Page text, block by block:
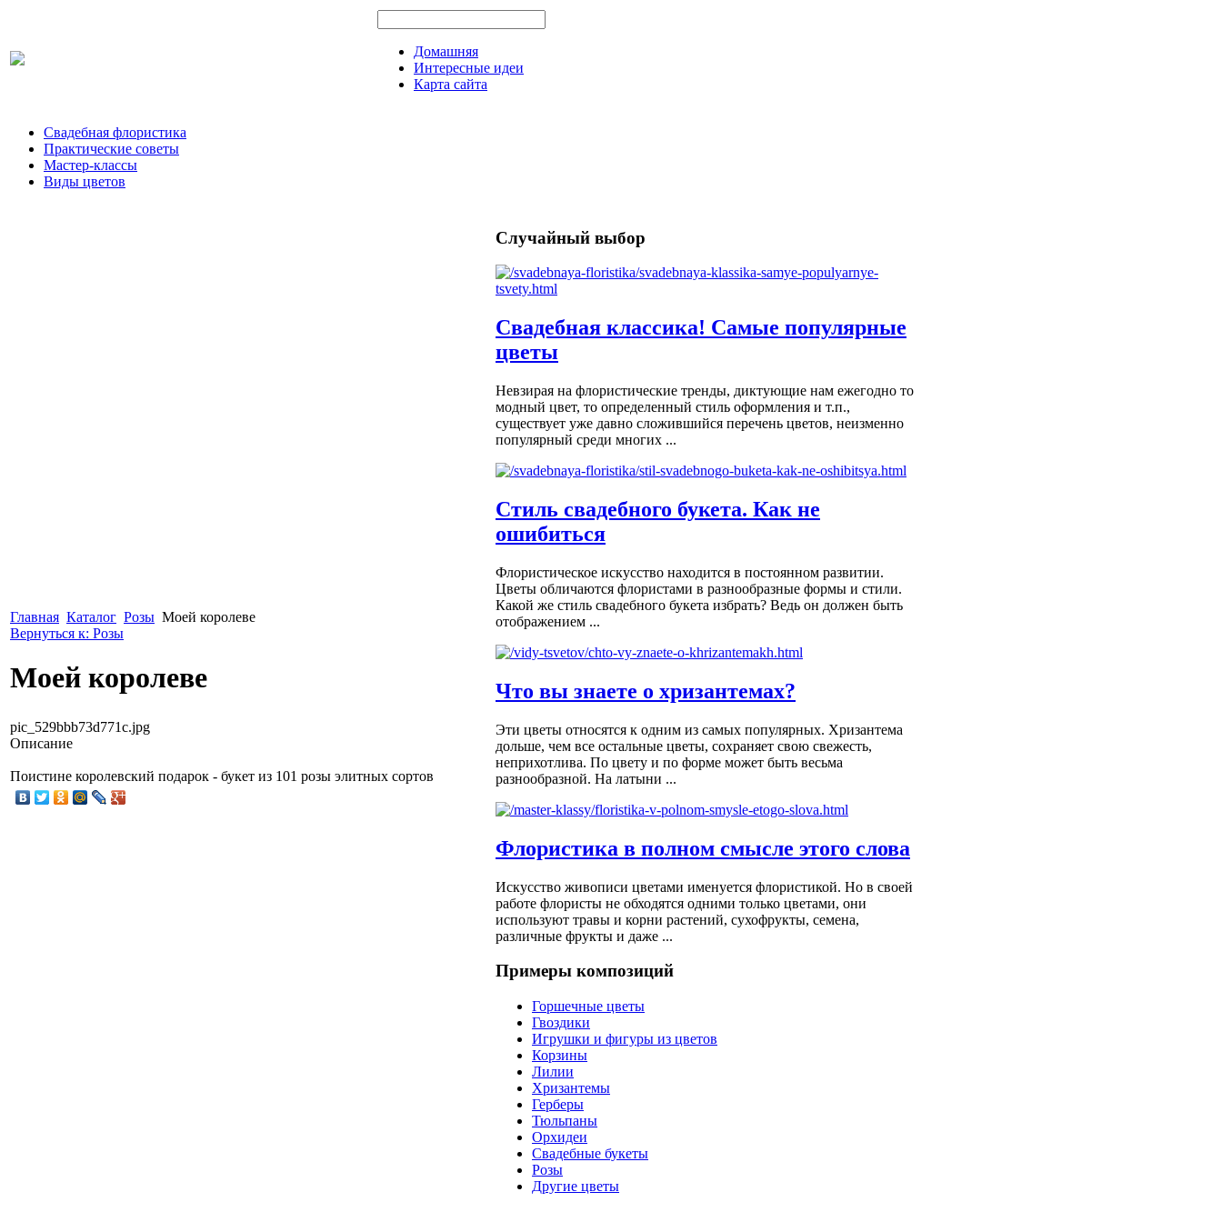
Домашняя
Интересные идеи
Карта сайта
Свадебная флористика
Практические советы
Мастер-классы
Виды цветов
Главная Каталог Розы Моей королеве
Вернуться к: Розы
Моей королеве
pic_529bbb73d771c.jpg
Описание
Поистине королевский подарок - букет из 101 розы элитных сортов
Случайный выбор
Свадебная классика! Самые популярные
цветы
Невзирая на флористические тренды, диктующие нам ежегодно то
модный цвет, то определенный стиль оформления и т.п.,
существует уже давно сложившийся перечень цветов, неизменно
популярный среди многих ...
Стиль свадебного букета. Как не
ошибиться
Флористическое искусство находится в постоянном развитии.
Цветы обличаются флористами в разнообразные формы и стили.
Какой же стиль свадебного букета избрать? Ведь он должен быть
отображением ...
Что вы знаете о хризантемах?
Эти цветы относятся к одним из самых популярных. Хризантема
дольше, чем все остальные цветы, сохраняет свою свежесть,
неприхотлива. По цвету и по форме может быть весьма
разнообразной. На латыни ...
Флористика в полном смысле этого слова
Искусство живописи цветами именуется флористикой. Но в своей
работе флористы не обходятся одними только цветами, они
используют травы и корни растений, сухофрукты, семена,
различные фрукты и даже ...
Примеры композиций
Горшечные цветы
Гвоздики
Игрушки и фигуры из цветов
Корзины
Лилии
Хризантемы
Герберы
Тюльпаны
Орхидеи
Свадебные букеты
Розы
Другие цветы